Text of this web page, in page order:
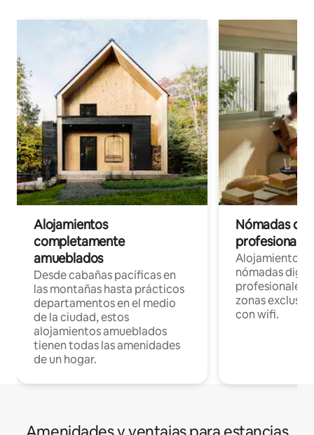
Alojamientos
completamente
amueblados
Desde cabañas pacíficas en
las montañas hasta prácticos
departamentos en el medio
de la ciudad, estos
alojamientos amueblados
tienen todas las amenidades
de un hogar.
Nómadas
Alojamientos
nómadas
profesionales
zonas
con wifi.